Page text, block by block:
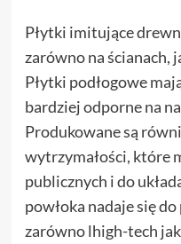
Płytki imitujące
zarówno na ścianach,
Płytki podłogowe
bardziej odporne na
Produkowane są
wytrzymałości, które
publicznych i do
powłoka nadaje się
zarówno lhigh-tech